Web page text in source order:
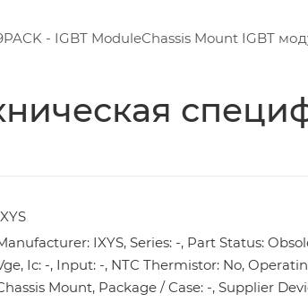
- IGBT ModuleChassis Mount IGBT
IXYS, Series: -, Part Status:
Ic: -, Input: -, NTC Thermistor: No,
Mount, Package / Case: -, Supplier